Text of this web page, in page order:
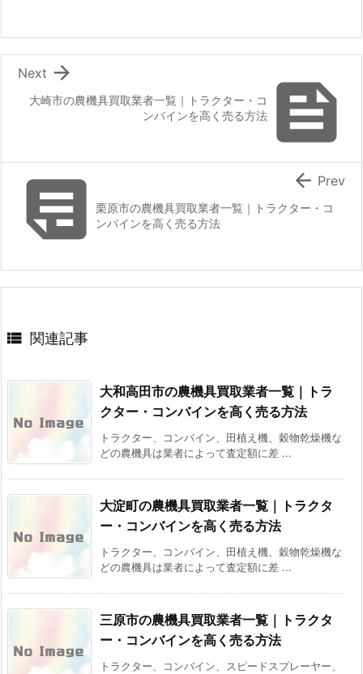

大崎市の農機具買取業者一覧｜トラクター・コ
ンバインを高く売る方法

Next
栗原市の農機具買取業者一覧｜トラクター・コ
ンバインを高く売る方法
 Prev
 関連記事
大和高田市の農機具買取業者一覧｜トラ
クター・コンバインを高く売る方法
トラクター、コンバイン、田植え機、穀物乾燥機な
どの農機具は業者によって査定額に差 ...
大淀町の農機具買取業者一覧｜トラクタ
ー・コンバインを高く売る方法
トラクター、コンバイン、田植え機、穀物乾燥機な
どの農機具は業者によって査定額に差 ...
三原市の農機具買取業者一覧｜トラクタ
ー・コンバインを高く売る方法
トラクター、コンバイン、スピードスプレーヤー、